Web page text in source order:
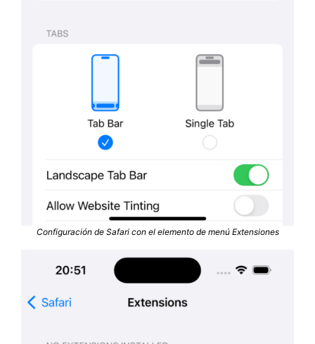
Configuración de Safari con el elemento de menú Extensiones